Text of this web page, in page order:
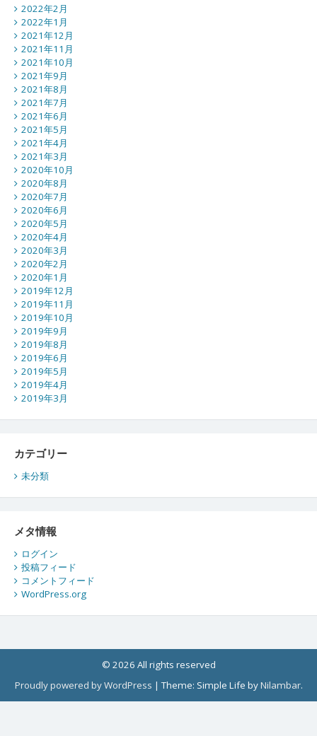
2022年2月
2022年1月
2021年12月
2021年11月
2021年10月
2021年9月
2021年8月
2021年7月
2021年6月
2021年5月
2021年4月
2021年3月
2020年10月
2020年8月
2020年7月
2020年6月
2020年5月
2020年4月
2020年3月
2020年2月
2020年1月
2019年12月
2019年11月
2019年10月
2019年9月
2019年8月
2019年6月
2019年5月
2019年4月
2019年3月
カテゴリー
未分類
メタ情報
ログイン
投稿フィード
コメントフィード
WordPress.org
© 2026 All rights reserved
Proudly powered by WordPress |Theme: Simple Life byNilambar.